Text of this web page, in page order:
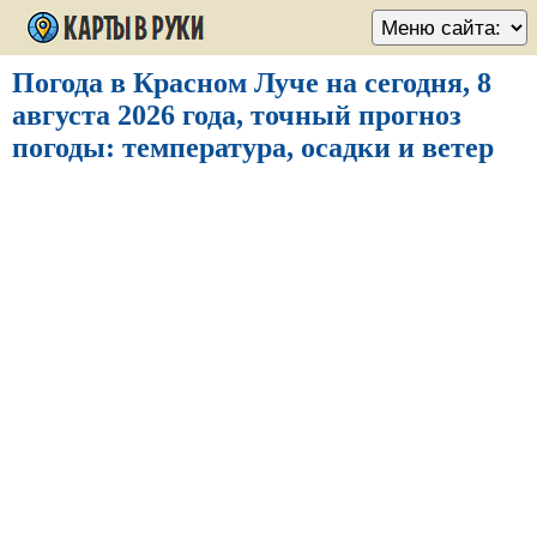
Погода в Красном Луче на сегодня, 8
августа 2026 года, точный прогноз
погоды: температура, осадки и ветер